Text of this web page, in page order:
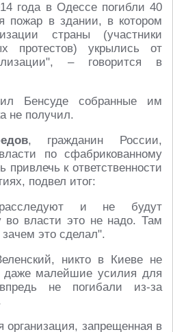
года в Одессе погибли 40
пожар в здании, в котором
страны (участники
протестов) укрылись от
– говорится в
Бенсуде собранные им
не получил.
, гражданин России,
по сфабрикованному
к ответственности
подвел итог:
и не будут
во власти это не надо. Там
зачем это сделал".
никто в Киеве не
даже малейшие усилия для
не погибали из-за
организация, запрещенная в